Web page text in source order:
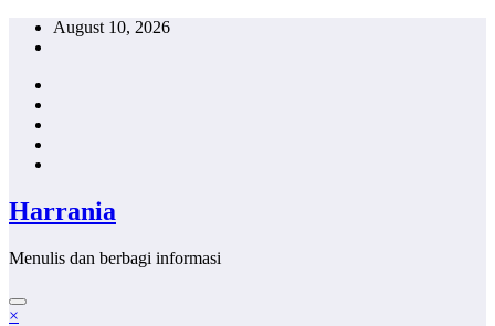
Skip
August 10, 2026
Harrania
Menulis dan berbagi informasi
×